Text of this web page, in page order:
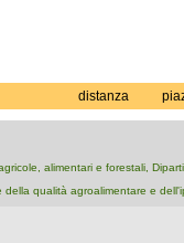
distanza
alimentari e forestali,
qualità agroalimentare e